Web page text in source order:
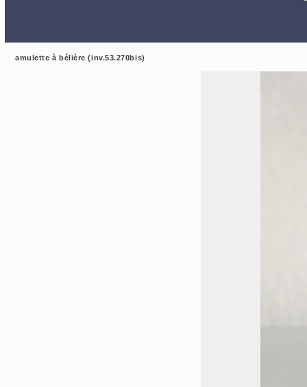
amulette à bélière (inv.53.270bis)